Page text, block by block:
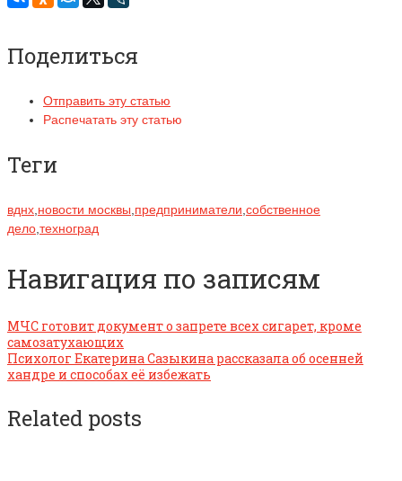
Поделиться
Отправить эту статью
Распечатать эту статью
Теги
вднх новости москвы предприниматели собственное
дело техноград
Навигация по записям
МЧС готовит документ о запрете всех сигарет, кроме
самозатухающих
Психолог Екатерина Сазыкина рассказала об осенней
хандре и способах её избежать
Related posts